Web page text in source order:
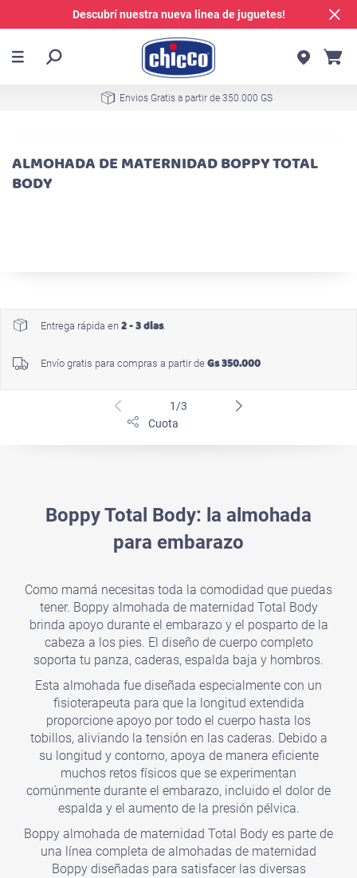
Descubrí nuestra nueva linea de juguetes!
Envios Gratis a partir de 350.000 GS
ALMOHADA DE MATERNIDAD BOPPY TOTAL
BODY
1/3
Entrega rápida en 2 - 3 dias.
Envío gratis para compras a partir de Gs 350.000
Cuota
Boppy Total Body: la almohada
para embarazo
Como mamá necesitas toda la comodidad que puedas
tener. Boppy almohada de maternidad Total Body
brinda apoyo durante el embarazoy el posparto de la
cabeza a los pies. El diseño de cuerpo completo
soporta tu panza, caderas, espalda baja y hombros.
Esta almohada fue diseñada especialmente con un
fisioterapeuta para que la longitud extendida
proporcione apoyo por todo el cuerpo hasta los
tobillos, aliviando la tensión en las caderas. Debido a
su longitud y contorno, apoya de manera eficiente
muchos retos físicos que se experimentan
comúnmente durante el embarazo, incluido el dolor de
espalda y el aumento de la presión pélvica.
Boppy almohada de maternidad Total Body es parte de
una línea completa de almohadas de maternidad
Boppy diseñadas para satisfacer las diversas